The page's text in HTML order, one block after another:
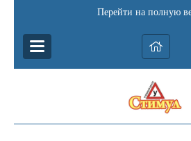
Перейти на полную